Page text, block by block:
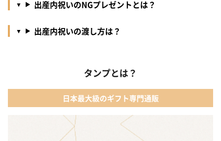
出産内祝いのNGプレゼントとは？
出産内祝いの渡し方は？
タンプとは？
日本最大級のギフト専門通販